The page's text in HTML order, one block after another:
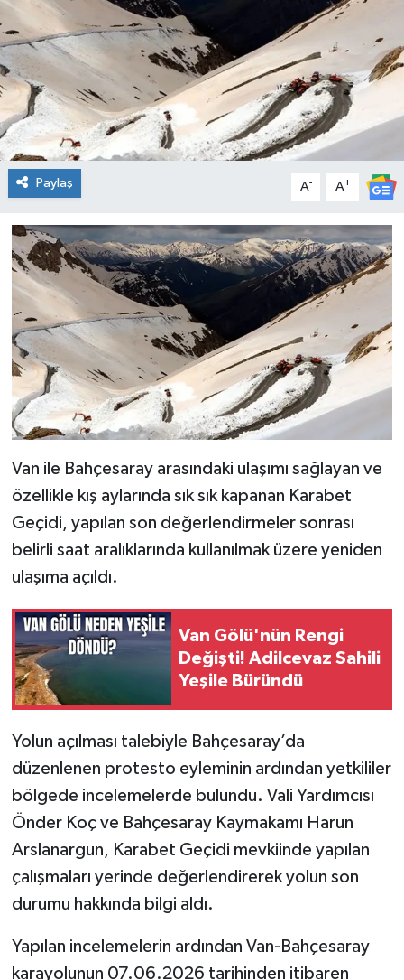
Paylaş A- A+
Van ile Bahçesaray arasındaki ulaşımı sağlayan ve
özellikle kış aylarında sık sık kapanan Karabet
Geçidi, yapılan son değerlendirmeler sonrası
belirli saat aralıklarında kullanılmak üzere yeniden
ulaşıma açıldı.
Van Gölü'nün Rengi
Değişti! Adilcevaz Sahili
Yeşile Büründü
Yolun açılması talebiyle Bahçesaray’da
düzenlenen protesto eyleminin ardından yetkililer
bölgede incelemelerde bulundu. Vali Yardımcısı
Önder Koç ve Bahçesaray Kaymakamı Harun
Arslanargun, Karabet Geçidi mevkiinde yapılan
çalışmaları yerinde değerlendirerek yolun son
durumu hakkında bilgi aldı.
Yapılan incelemelerin ardından Van-Bahçesaray
karayolunun 07.06.2026 tarihinden itibaren